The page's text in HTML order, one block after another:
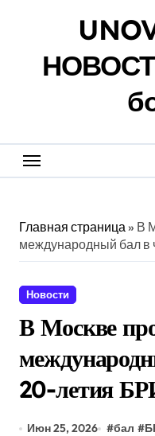
Главная страница» В
международный бал в
Новости
В Москве
20-летия
Июн 25, 2026 #бал #